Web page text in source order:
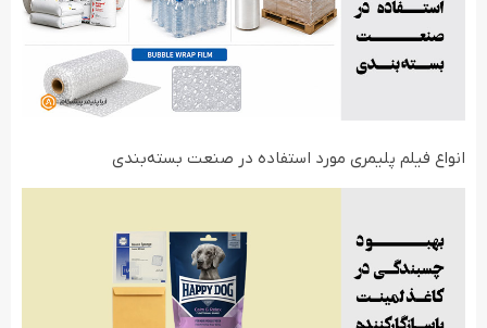
انواع فیلم‌ پلیمری مورد استفاده در صنعت بسته‌بندی